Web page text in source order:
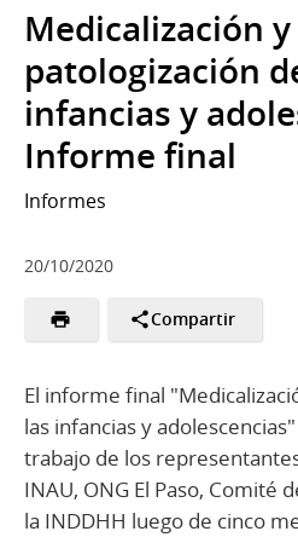
Medicalización y
patologización
infancias y
Informe final
Informes
20/10/2020
Compartir
El informe final
las infancias y
trabajo de los representantes
INAU, ONG El Paso, Comité
la INDDHH luego de cinco